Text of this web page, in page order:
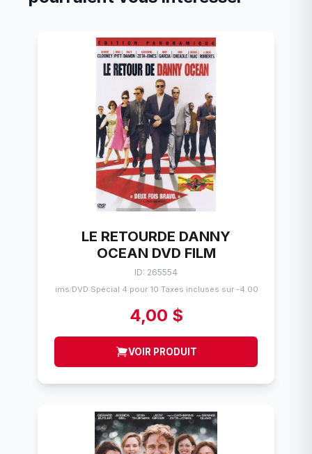
LE RETOURDE DANNY
OCEAN DVD FILM
ID: 265554
Flims/DVD Spécial 4 pour 10 Taxes incluses sur -4.00$
4,00 $
VOIR PRODUIT